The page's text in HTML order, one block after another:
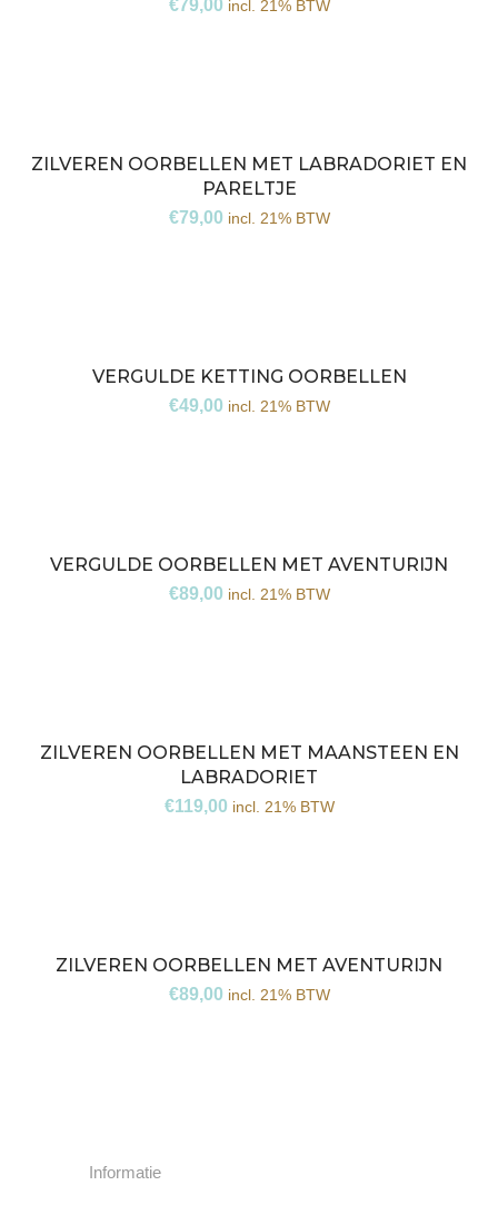
€79,00 incl. 21% BTW
ZILVEREN OORBELLEN MET LABRADORIET EN
PARELTJE
€79,00 incl. 21% BTW
VERGULDE KETTING OORBELLEN
€49,00 incl. 21% BTW
VERGULDE OORBELLEN MET AVENTURIJN
€89,00 incl. 21% BTW
ZILVEREN OORBELLEN MET MAANSTEEN EN
LABRADORIET
€119,00 incl. 21% BTW
ZILVEREN OORBELLEN MET AVENTURIJN
€89,00 incl. 21% BTW
Informatie